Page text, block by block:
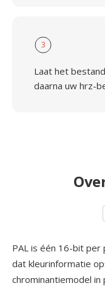
3
Laat het
daarna uw hrz-
PAL is één 16-bit per
dat kleurinformatie
chrominantiemodel in